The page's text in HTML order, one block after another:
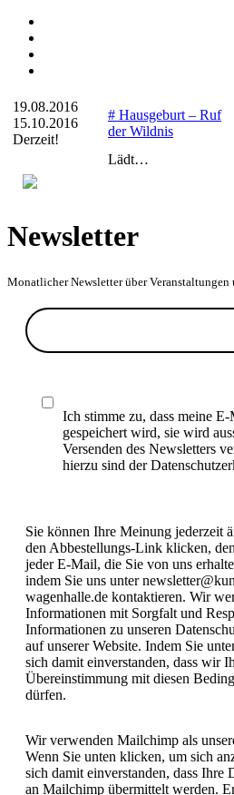
19.08.2016
15.10.2016
Derzeit!
# Hausgeburt – Ruf
der Wildnis
Lädt…
Newsletter
Monatlicher Newsletter über Veranstaltungen
Ich stimme zu, dass meine
gespeichert wird, sie wird
Versenden des Newsletters
hierzu sind der
Sie können Ihre Meinung jederzeit
den Abbestellungs-Link klicken,
jeder E-Mail, die Sie von uns
indem Sie uns unter
wagenhalle.de kontaktieren. Wir
Informationen mit Sorgfalt und
Informationen zu unseren
auf unserer Website. Indem Sie
sich damit einverstanden, dass wir
Übereinstimmung mit diesen
dürfen.
Wir verwenden Mailchimp als
Wenn Sie unten klicken, um sich
sich damit einverstanden, dass Ihre
an Mailchimp übermittelt werden.